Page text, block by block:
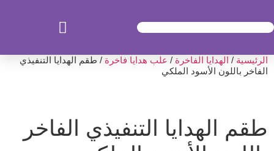
الرئيسية / الهدايا الفاخرة / علب هدايا فاخرة / طقم الهدايا التنفيذي
الفاخر باللون الأسود الملكي
طقم الهدايا التنفيذي الفاخر